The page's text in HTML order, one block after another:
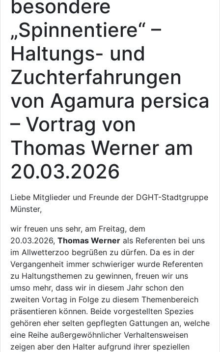
besondere
„Spinnentiere“ –
Haltungs- und
Zuchterfahrungen
von Agamura persica
– Vortrag von
Thomas Werner am
20.03.2026
Liebe Mitglieder und Freunde der DGHT-Stadtgruppe
Münster,
wir freuen uns sehr, am Freitag, dem
20.03.2026, Thomas Werner als Referenten bei uns
im Allwetterzoo begrüßen zu dürfen. Da es in der
Vergangenheit immer schwieriger wurde Referenten
zu Haltungsthemen zu gewinnen, freuen wir uns
umso mehr, dass wir in diesem Jahr schon den
zweiten Vortag in Folge zu diesem Themenbereich
präsentieren können. Beide vorgestellten Spezies
gehören eher selten gepflegten Gattungen an, welche
eine Reihe außergewöhnlicher Verhaltensweisen
zeigen aber den Halter aufgrund ihrer speziellen